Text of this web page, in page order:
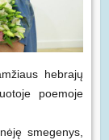
hebrajų
poemoje
smegenys,